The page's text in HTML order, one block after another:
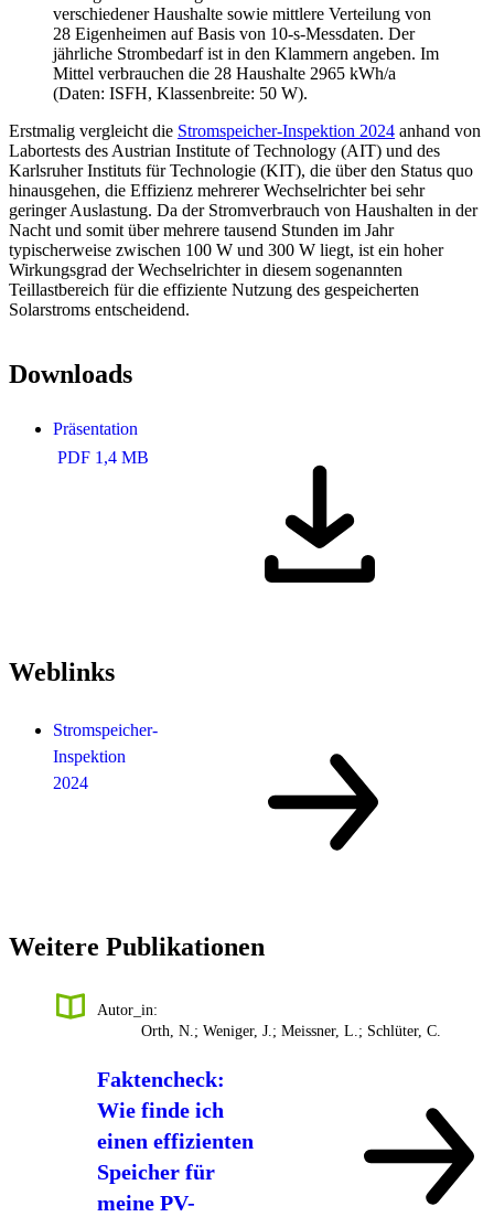
verschiedener Haushalte sowie mittlere Verteilung von
28 Eigenheimen auf Basis von 10-s-Messdaten. Der
jährliche Strombedarf ist in den Klammern angeben. Im
Mittel verbrauchen die 28 Haushalte 2965 kWh/a
(Daten: ISFH, Klassenbreite: 50 W).
Erstmalig vergleicht die Stromspeicher-Inspektion 2024 anhand von
Labortests des Austrian Institute of Technology (AIT) und des
Karlsruher Instituts für Technologie (KIT), die über den Status quo
hinausgehen, die Effizienz mehrerer Wechselrichter bei sehr
geringer Auslastung. Da der Stromverbrauch von Haushalten in der
Nacht und somit über mehrere tausend Stunden im Jahr
typischerweise zwischen 100 W und 300 W liegt, ist ein hoher
Wirkungsgrad der Wechselrichter in diesem sogenannten
Teillastbereich für die effiziente Nutzung des gespeicherten
Solarstroms entscheidend.
Downloads
Präsentation
PDF 1,4 MB
Weblinks
Stromspeicher-
Inspektion
2024
Weitere Publikationen
Autor_in:
Orth, N.; Weniger, J.; Meissner, L.; Schlüter, C.
Faktencheck:
Wie finde ich
einen effizienten
Speicher für
meine PV-